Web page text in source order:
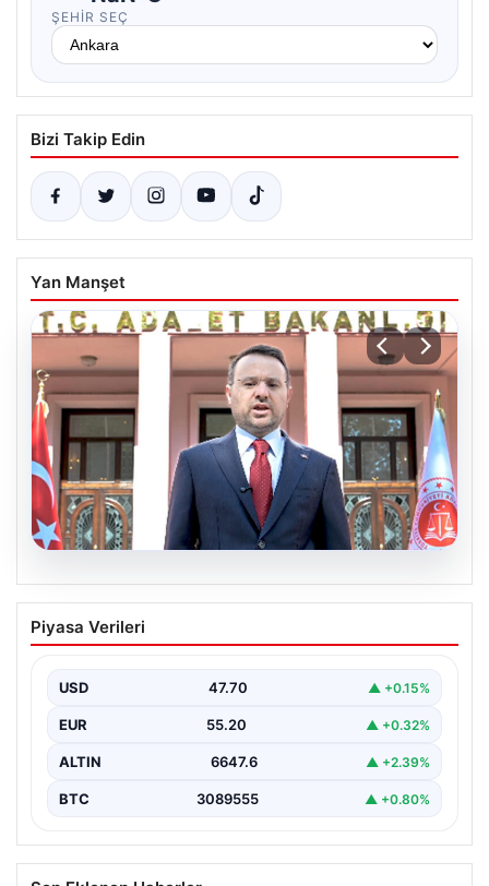
ŞEHIR SEÇ
Bizi Takip Edin
Yan Manşet
06.08.2026
Bakan Gürlek’ten Çerçeve Yasa
Açıklaması: Hukuk Devleti İlkeleri
Adalet Bakanı Akın Gürlek, Türkiye'nin terörden
yeni çerçeve…
Piyasa Verileri
USD 47.70 ▲ +0.15%
EUR 55.20 ▲ +0.32%
ALTIN 6647.6 ▲ +2.39%
BTC 3089555 ▲ +0.80%